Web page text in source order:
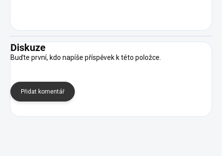
Diskuze
Buďte první, kdo napíše příspěvek k této položce.
Přidat komentář